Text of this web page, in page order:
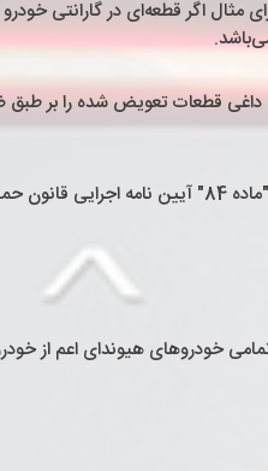
داغی قطعات تعویض شده را بر
5-1-7- صحت عملكرد سیستم ايربگ درصورت نگهداری صحیح و توجه به علائم هشدار
خودروهای هیوندای اعم از